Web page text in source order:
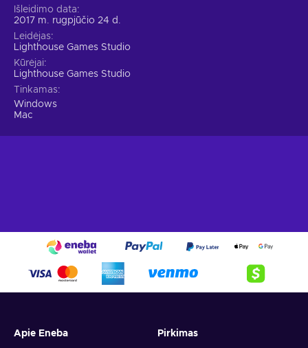
Išleidimo data
2017 m. rugpjūčio 24 d.
Leidėjas
Lighthouse Games Studio
Kūrėjai
Lighthouse Games Studio
Tinkamas
Windows
Mac
Apie Eneba Pirkimas